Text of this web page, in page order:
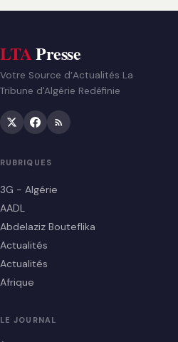
LTAPresse
Votre Source d’Actualités La
Tribune d'Algérie Redéfinie
RUBRIQUES
3G - Algérie
AADL
Abdelaziz Bouteflika
Actualités
Actualités
Afrique
LE JOURNAL